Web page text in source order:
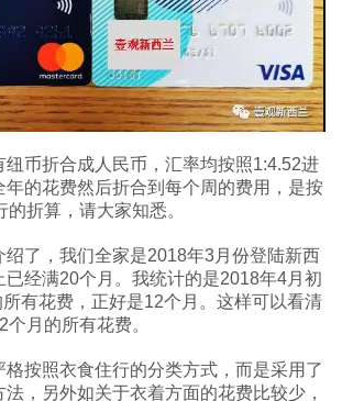
纽币折合成人民币，汇率均按照1:4.52进
年的花费然后折合到每个周的费用，是按
折算，请大家知悉。
绍了，我们全家是2018年3月份登陆新西
已经满20个月。我统计的是2018年4月初
有花费，正好是12个月。这样可以看清
月的所有花费。
按照衣食住行的分类方式，而是采用了
，另外如关于衣着方面的花费比较少，